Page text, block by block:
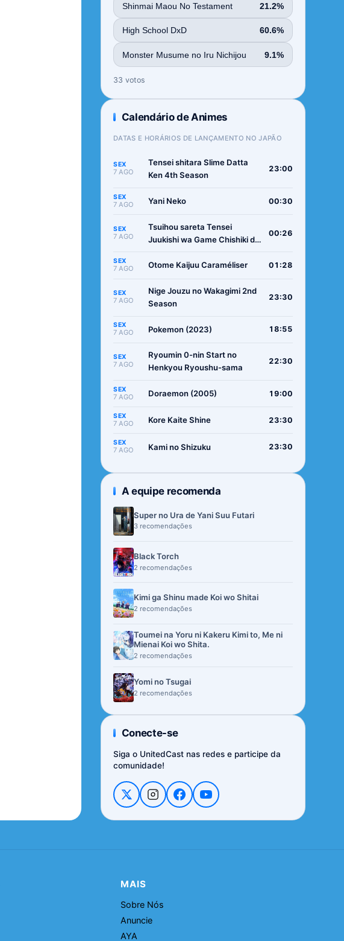
Shinmai Maou No Testament 21.2%
High School DxD 60.6%
Monster Musume no Iru Nichijou 9.1%
33 votos
Calendário de Animes
DATAS E HORÁRIOS DE LANÇAMENTO NO JAPÃO
SEX
7 AGO
Tensei shitara Slime Datta
Ken 4th Season
23:00
SEX
7 AGO Yani Neko 00:30
SEX
7 AGO
Tsuihou sareta Tensei
Juukishi wa Game Chishiki de
00:26
SEX
7 AGO Otome Kaijuu Caraméliser 01:28
SEX
7 AGO
Nige Jouzu no Wakagimi 2nd
Season
23:30
SEX
7 AGO Pokemon (2023) 18:55
SEX
7 AGO
Ryoumin 0-nin Start no
Henkyou Ryoushu-sama
22:30
SEX
7 AGO Doraemon (2005) 19:00
SEX
7 AGO Kore Kaite Shine 23:30
SEX
7 AGO Kami no Shizuku 23:30
A equipe recomenda
Super no Ura de Yani Suu Futari
3 recomendações
Black Torch
2 recomendações
Kimi ga Shinu made Koi wo Shitai
2 recomendações
Toumei na Yoru ni Kakeru Kimi to, Me ni
Mienai Koi wo Shita.
2 recomendações
Yomi no Tsugai
2 recomendações
Conecte-se
Siga o UnitedCast nas redes e participe da
comunidade!
MAIS
Sobre Nós
Anuncie
AYA